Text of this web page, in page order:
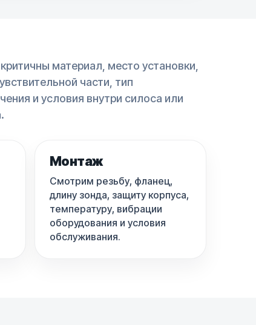
материал, место установки,
части, тип
и условия внутри силоса или
Монтаж
Смотрим резьбу, фланец,
длину зонда, защиту корпуса,
температуру, вибрации
оборудования и условия
обслуживания.